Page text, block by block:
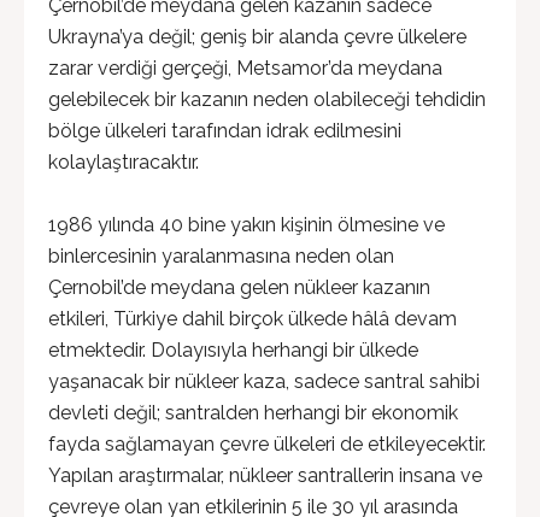
Çernobil’de meydana gelen kazanın sadece
Ukrayna’ya değil; geniş bir alanda çevre ülkelere
zarar verdiği gerçeği, Metsamor’da meydana
gelebilecek bir kazanın neden olabileceği tehdidin
bölge ülkeleri tarafından idrak edilmesini
kolaylaştıracaktır.
1986 yılında 40 bine yakın kişinin ölmesine ve
binlercesinin yaralanmasına neden olan
Çernobil’de meydana gelen nükleer kazanın
etkileri, Türkiye dahil birçok ülkede hâlâ devam
etmektedir. Dolayısıyla herhangi bir ülkede
yaşanacak bir nükleer kaza, sadece santral sahibi
devleti değil; santralden herhangi bir ekonomik
fayda sağlamayan çevre ülkeleri de etkileyecektir.
Yapılan araştırmalar, nükleer santrallerin insana ve
çevreye olan yan etkilerinin 5 ile 30 yıl arasında